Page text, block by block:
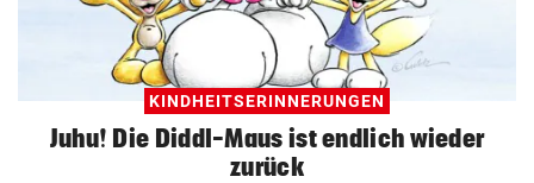
KINDHEITSERINNERUNGEN
Juhu! Die Diddl-Maus ist endlich wieder
zurück